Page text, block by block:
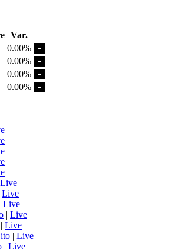
Var.
0.00%
0.00%
0.00%
0.00%
Live
Live
Live
| Live
| Live
| Live
| Live